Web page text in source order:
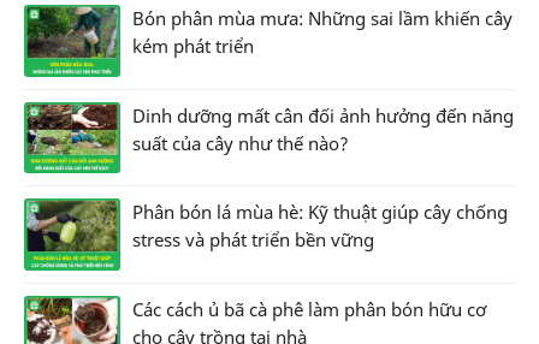
Bón phân mùa mưa: Những sai lầm khiến cây
kém phát triển
Dinh dưỡng mất cân đối ảnh hưởng đến năng
suất của cây như thế nào?
Phân bón lá mùa hè: Kỹ thuật giúp cây chống
stress và phát triển bền vững
Các cách ủ bã cà phê làm phân bón hữu cơ
cho cây trồng tại nhà